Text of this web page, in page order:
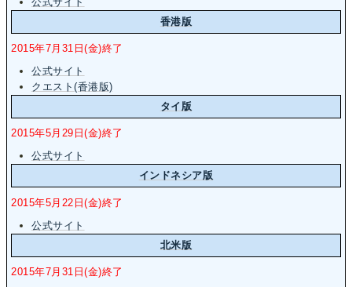
香港版
2015年7月31日(金)終了
公式サイト
クエスト(香港版)
タイ版
2015年5月29日(金)終了
公式サイト
インドネシア版
2015年5月22日(金)終了
公式サイト
北米版
2015年7月31日(金)終了